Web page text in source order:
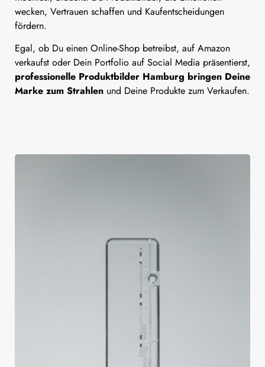
wecken, Vertrauen schaffen und Kaufentscheidungen
fördern.
Egal, ob Du einen Online-Shop betreibst, auf Amazon
verkaufst oder Dein Portfolio auf Social Media präsentierst,
professionelle Produktbilder Hamburg bringen Deine
Marke zum Strahlen und Deine Produkte zum Verkaufen.